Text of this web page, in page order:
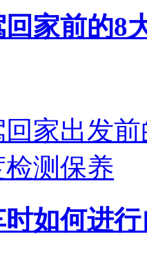
家前的8
家出发
测保养
如何进